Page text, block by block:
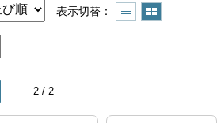
表示切替
2 / 2